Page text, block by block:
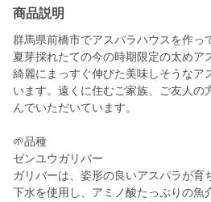
商品説明
群馬県前橋市でアスパラハウスを作っ
夏芽採れたての今の時期限定の太めア
綺麗にまっすぐ伸びた美味しそうなア
います。遠くに住むご家族、ご友人の
んでいただいています。
🌱品種
ゼンユウガリバー
ガリバーは、姿形の良いアスパラが育
下水を使用し、アミノ酸たっぷりの魚